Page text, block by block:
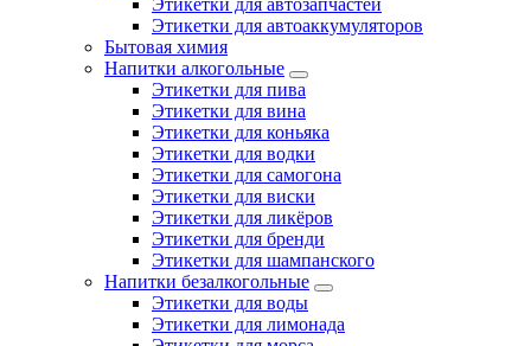
Этикетки для автозапчастей
Этикетки для автоаккумуляторов
Бытовая химия
Напитки алкогольные
Этикетки для пива
Этикетки для вина
Этикетки для коньяка
Этикетки для водки
Этикетки для самогона
Этикетки для виски
Этикетки для ликёров
Этикетки для бренди
Этикетки для шампанского
Напитки безалкогольные
Этикетки для воды
Этикетки для лимонада